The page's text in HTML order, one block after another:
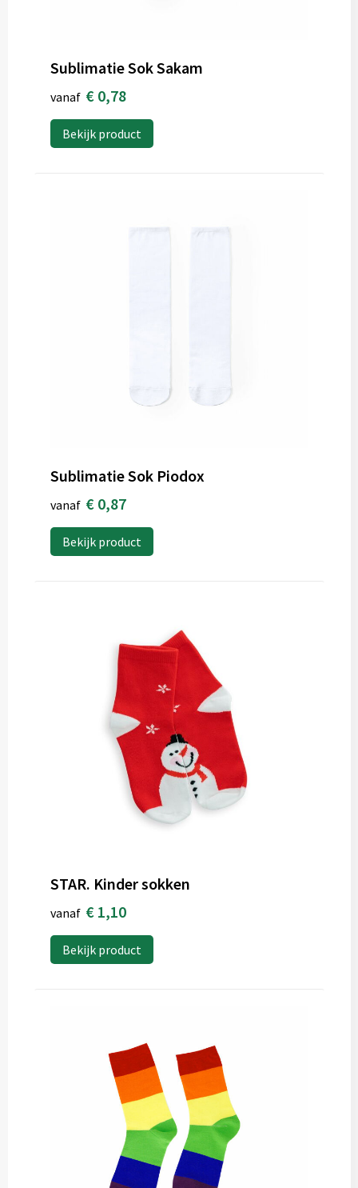
Sublimatie Sok Sakam
vanaf € 0,78
Bekijk product
Sublimatie Sok Piodox
vanaf € 0,87
Bekijk product
STAR. Kinder sokken
vanaf € 1,10
Bekijk product